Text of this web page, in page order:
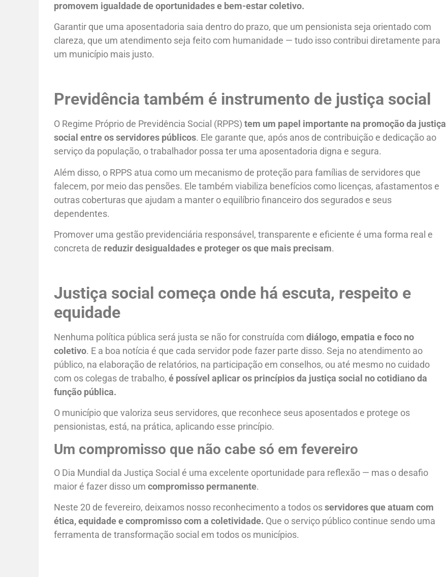
promovem igualdade de oportunidades e bem-estar coletivo.
Garantir que uma aposentadoria saia dentro do prazo, que um pensionista seja orientado com
clareza, que um atendimento seja feito com humanidade — tudo isso contribui diretamente para
um município mais justo.
Previdência também é instrumento de justiça social
O Regime Próprio de Previdência Social (RPPS)tem um papel importante na promoção da justiça
social entre os servidores públicos. Ele garante que, após anos de contribuição e dedicação ao
serviço da população, o trabalhador possa ter uma aposentadoria digna e segura.
Além disso, o RPPS atua como um mecanismo de proteção para famílias de servidores que
falecem, por meio das pensões. Ele também viabiliza benefícios como licenças, afastamentos e
outras coberturas que ajudam a manter o equilíbrio financeiro dos segurados e seus
dependentes.
Promover uma gestão previdenciária responsável, transparente e eficiente é uma forma real e
concreta de reduzir desigualdades e proteger os que mais precisam.
Justiça social começa onde há escuta, respeito e
equidade
Nenhuma política pública será justa se não for construída comdiálogo, empatia e foco no
coletivo. E a boa notícia é que cada servidor pode fazer parte disso. Seja no atendimento ao
público, na elaboração de relatórios, na participação em conselhos, ou até mesmo no cuidado
com os colegas de trabalho,é possível aplicar os princípios da justiça social no cotidiano da
função pública.
O município que valoriza seus servidores, que reconhece seus aposentados e protege os
pensionistas, está, na prática, aplicando esse princípio.
Um compromisso que não cabe só em fevereiro
O Dia Mundial da Justiça Social é uma excelente oportunidade para reflexão — mas o desafio
maior é fazer disso umcompromisso permanente.
Neste 20 de fevereiro, deixamos nosso reconhecimento a todos osservidores que atuam com
ética, equidade e compromisso com a coletividade. Que o serviço público continue sendo uma
ferramenta de transformação social em todos os municípios.